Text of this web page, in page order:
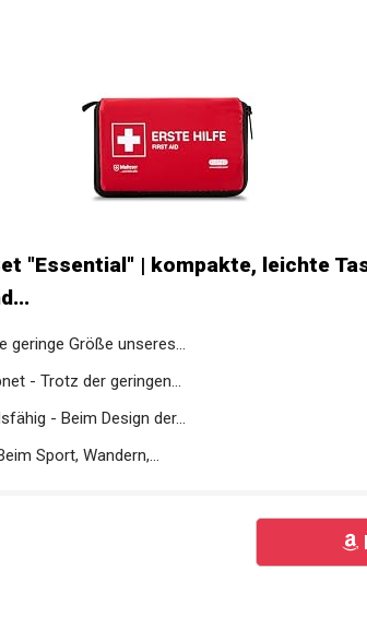
"Essential" | kompakte, leichte
geringe Größe unseres...
- Trotz der geringen...
- Beim Design der...
Sport, Wandern,...